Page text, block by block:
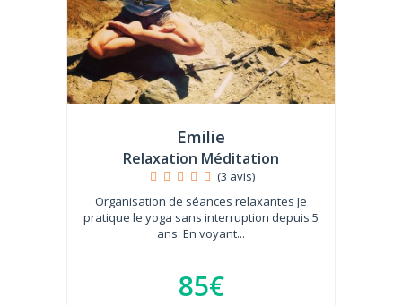
Emilie
Relaxation Méditation
(3 avis)
Organisation de séances relaxantes Je
pratique le yoga sans interruption depuis 5
ans. En voyant...
85€